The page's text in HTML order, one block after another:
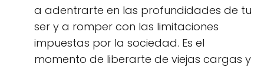
a adentrarte en las profundidades de tu
ser y a romper con las limitaciones
impuestas por la sociedad. Es el
momento de liberarte de viejas cargas y